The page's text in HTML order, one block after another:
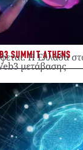
SUMMIT ATHENS
Η Ελλάδα
μετάβασης